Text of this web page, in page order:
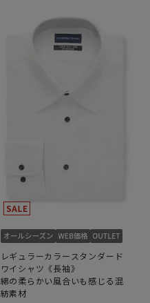
レギュラーカラースタンダード
ワイシャツ《長袖》
綿の柔らかい風合いも感じる混
紡素材